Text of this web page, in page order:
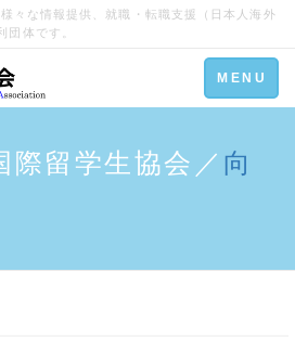
々な情報提供、就職・転職支援（日本人海外
団体です。
Toggle
navigation
MENU
際留学生協会／ 向